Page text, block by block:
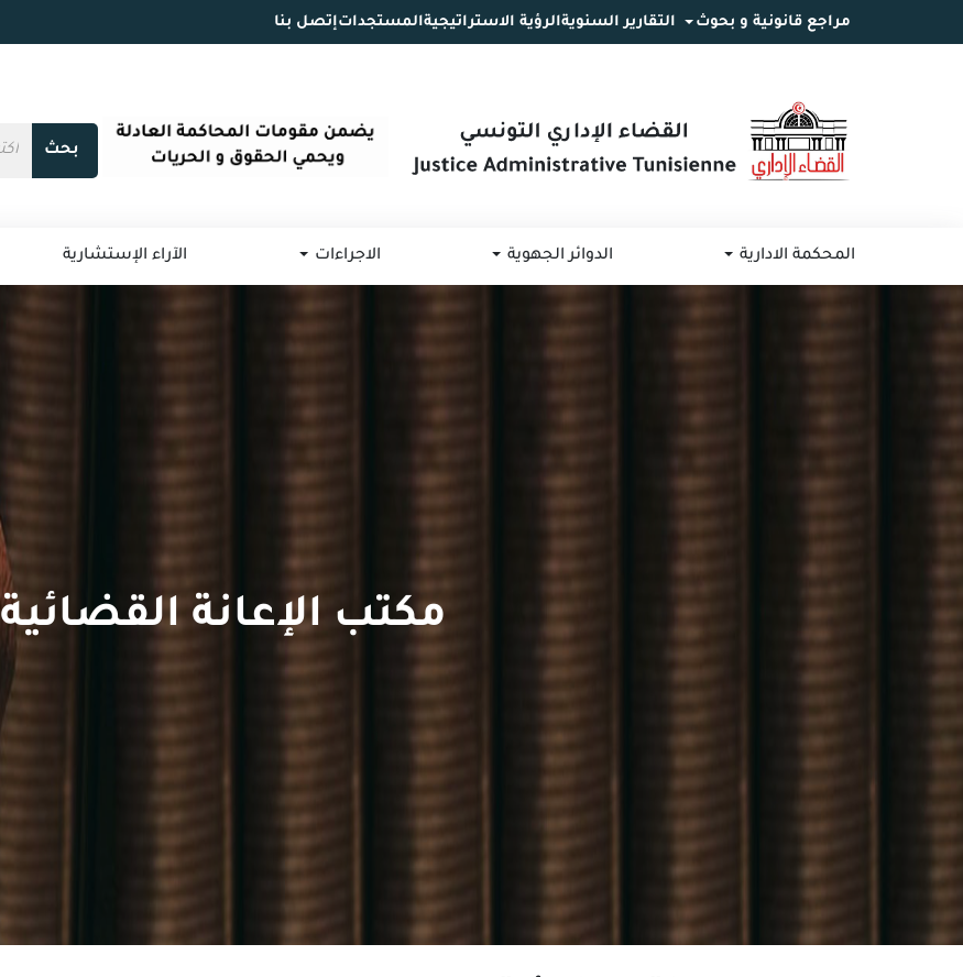
المحتوى
مراجع قانونية و بحوث التقارير السنويةالرؤية الاستراتيجيةالمستجداتإتصل بنا
بحث
المحكمة الادارية الدوائر الجهوية الاجراءات الآراء الإستشارية
مكتب الإعانة القضائية